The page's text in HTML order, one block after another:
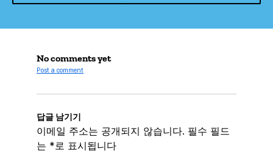
No comments yet
Post a comment
답글 남기기
이메일 주소는 공개되지 않습니다. 필수 필드
는 *로 표시됩니다